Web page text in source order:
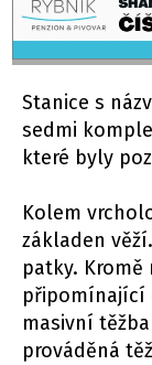
Stanice s
sedmi
které byly
Kolem
základen
patky.
připomínající
masivní
prováděná